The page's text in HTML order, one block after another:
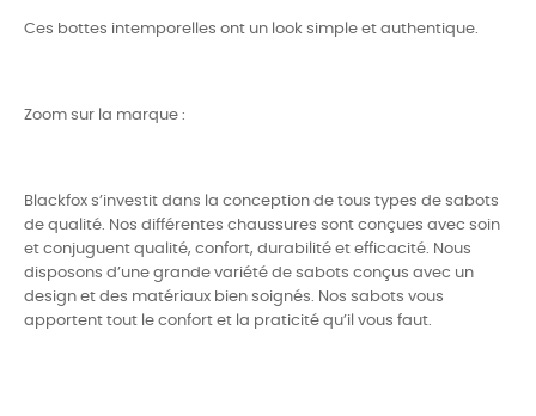
Ces bottes intemporelles ont un look simple et authentique.
Zoom sur la marque :
Blackfox s’investit dans la conception de tous types de sabots
de qualité. Nos différentes chaussures sont conçues avec soin
et conjuguent qualité, confort, durabilité et efficacité. Nous
disposons d’une grande variété de sabots conçus avec un
design et des matériaux bien soignés. Nos sabots vous
apportent tout le confort et la praticité qu’il vous faut.